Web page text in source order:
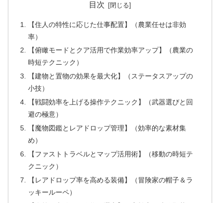
目次
【住人の特性に応じた仕事配置】（農業任せは非効
率）
【俯瞰モードとクア活用で作業効率アップ】（農業の
時短テクニック）
【建物と置物の効果を最大化】（ステータスアップの
小技）
【戦闘効率を上げる操作テクニック】（武器選びと回
避の極意）
【魔物図鑑とレアドロップ管理】（効率的な素材集
め）
【ファストトラベルとマップ活用術】（移動の時短テ
クニック）
【レアドロップ率を高める装備】（冒険家の帽子＆ラ
ッキールーペ）